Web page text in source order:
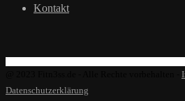
Kontakt
Datenschutzerklärung